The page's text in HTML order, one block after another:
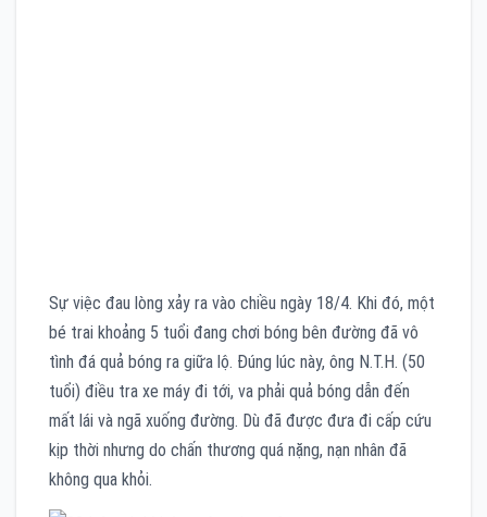
Sự việc đau lòng xảy ra vào chiều ngày 18/4. Khi đó, một
bé trai khoảng 5 tuổi đang chơi bóng bên đường đã vô
tình đá quả bóng ra giữa lộ. Đúng lúc này, ông N.T.H. (50
tuổi) điều tra xe máy đi tới, va phải quả bóng dẫn đến
mất lái và ngã xuống đường. Dù đã được đưa đi cấp cứu
kịp thời nhưng do chấn thương quá nặng, nạn nhân đã
không qua khỏi.